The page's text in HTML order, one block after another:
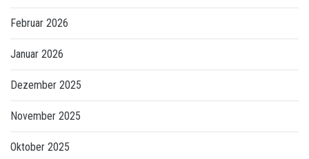
Februar 2026
Januar 2026
Dezember 2025
November 2025
Oktober 2025